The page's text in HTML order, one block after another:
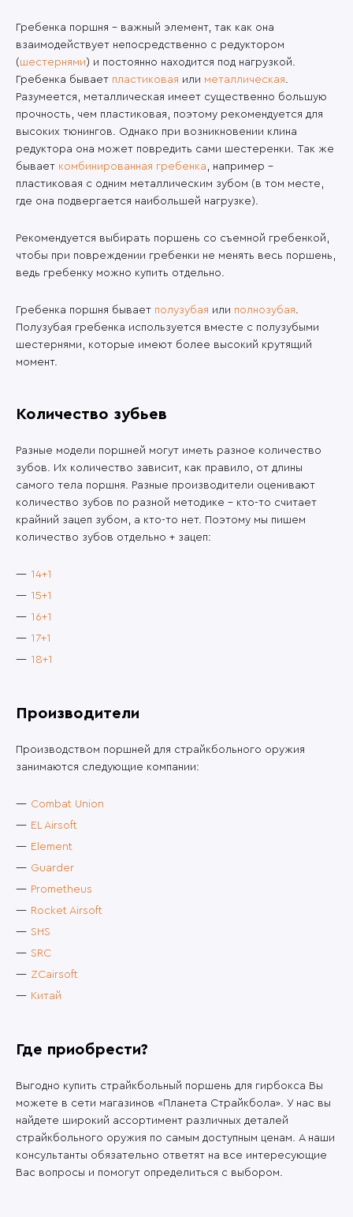
Гребенка поршня – важный элемент, так как она
взаимодействует непосредственно с редуктором
( шестернями ) и постоянно находится под нагрузкой.
Гребенка бывает пластиковая или металлическая.
Разумеется, металлическая имеет существенно большую
прочность, чем пластиковая, поэтому рекомендуется для
высоких тюнингов. Однако при возникновении клина
редуктора она может повредить сами шестеренки. Так же
бывает комбинированная гребенка , например -
пластиковая с одним металлическим зубом (в том месте,
где она подвергается наибольшей нагрузке).
Рекомендуется выбирать поршень со съемной гребенкой,
чтобы при повреждении гребенки не менять весь поршень,
ведь гребенку можно купить отдельно.
Гребенка поршня бывает полузубая или полнозубая.
Полузубая гребенка используется вместе с полузубыми
шестернями, которые имеют более высокий крутящий
момент.
Количество зубьев
Разные модели поршней могут иметь разное количество
зубов. Их количество зависит, как правило, от длины
самого тела поршня. Разные производители оценивают
количество зубов по разной методике – кто-то считает
крайний зацеп зубом, а кто-то нет. Поэтому мы пишем
количество зубов отдельно + зацеп:
14+1
15+1
16+1
17+1
18+1
Производители
Производством поршней для страйкбольного оружия
занимаются следующие компании:
Combat Union
EL Airsoft
Element
Guarder
Prometheus
Rocket Airsoft
SHS
SRC
ZCairsoft
Китай
Где приобрести?
Выгодно купить страйкбольный поршень для гирбокса Вы
можете в сети магазинов «Планета Страйкбола». У нас вы
найдете широкий ассортимент различных деталей
страйкбольного оружия по самым доступным ценам. А наши
консультанты обязательно ответят на все интересующие
Вас вопросы и помогут определиться с выбором.